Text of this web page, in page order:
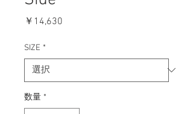
￥14,630
SIZE *
数量 *